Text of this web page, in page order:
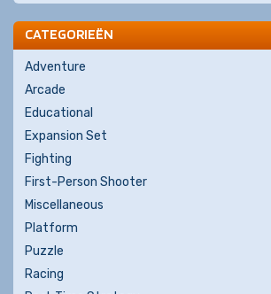
CATEGORIEËN
Adventure
Arcade
Educational
Expansion Set
Fighting
First-Person Shooter
Miscellaneous
Platform
Puzzle
Racing